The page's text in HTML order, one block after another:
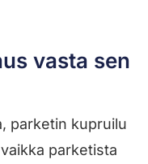
vasta sen
parketin kupruilu
parketista